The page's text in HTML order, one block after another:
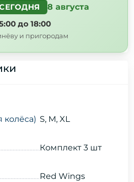
8 августа
до 18:00
и пригородам
колёса) S, M, XL
Комплект 3 шт
Red Wings